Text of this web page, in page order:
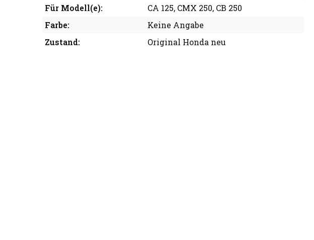
Für Modell(e):
CA 125, CMX 250, CB 250
Farbe:
Keine Angabe
Zustand:
Original Honda neu